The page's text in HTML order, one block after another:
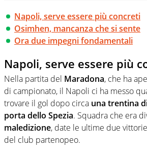
Napoli, serve essere più concreti
Osimhen, mancanza che si sente
Ora due impegni fondamentali
Napoli, serve essere più
Nella partita del Maradona, che ha
di campionato, il Napoli ci ha messo
trovare il gol dopo circa una trentina
porta dello Spezia. Squadra che era
maledizione, date le ultime due
del club partenopeo.